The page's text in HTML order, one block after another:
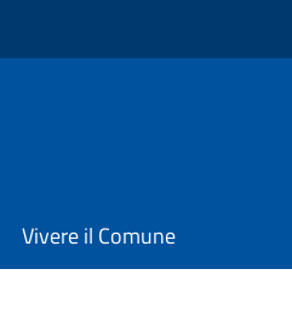
Vivere il Comune